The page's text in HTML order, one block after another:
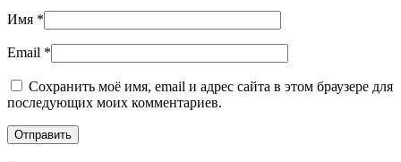
Имя *
Email *
Сохранить моё имя, email и адрес сайта в этом браузере для
последующих моих комментариев.